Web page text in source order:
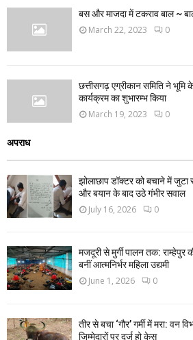
बस और माजदा में टकराव बाल ~
March 22, 2023 0
छत्तीसगढ़ एग्रीकान समिति ने
कार्यक्रम का शुभारम्भ किया
March 19, 2023 0
अपराध
झोलाछाप डॉक्टर को बचाने में जुटा
और बयान के बाद उठे गंभीर सवाल
July 16, 2026 0
मजदूरी से मुर्गी पालन तक: राम्हेपुर
बनीं आत्मनिर्भर महिला उद्यमी
June 1, 2026 0
तीर से बचा ‘गौर’ गर्मी में मरा: वन
जिम्मेदारों पर दर्ज हो केस